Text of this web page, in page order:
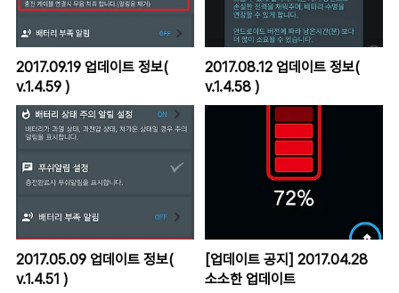
2017.09.19 업데이트 정보(
v.1.4.59 )
2017.08.12 업데이트 정보(
v.1.4.58 )
2017.05.09 업데이트 정보(
v.1.4.51 )
[업데이트 공지] 2017.04.28
소소한 업데이트